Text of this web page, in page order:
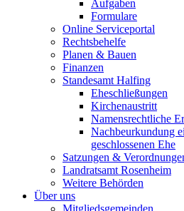
Aufgaben
Formulare
Online Serviceportal
Rechtsbehelfe
Planen & Bauen
Finanzen
Standesamt Halfing
Eheschließungen
Kirchenaustritt
Namensrechtliche
Nachbeurkundung
geschlossenen Ehe
Satzungen &
Landratsamt Rosenheim
Weitere Behörden
Über uns
Mitgliedsgemeinden